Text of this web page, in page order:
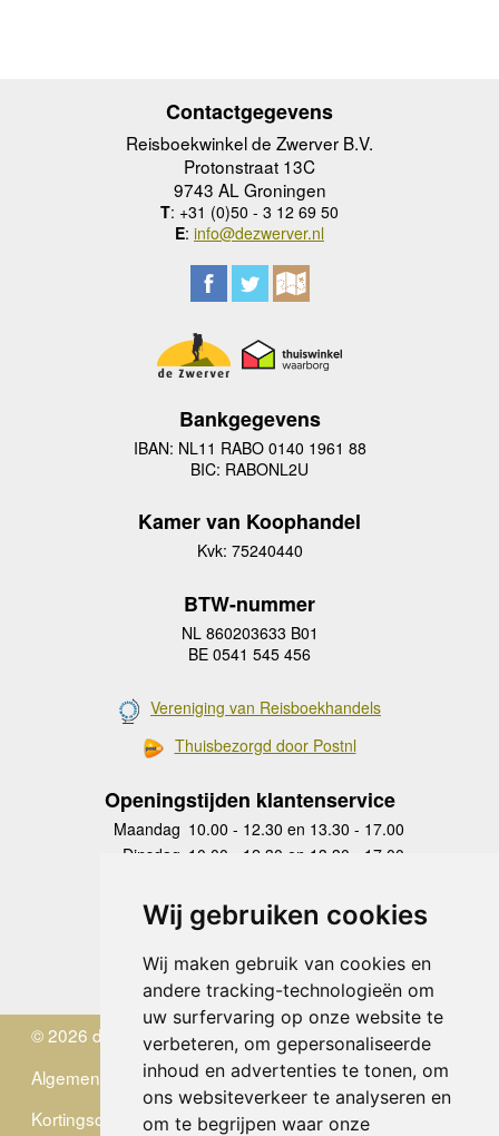
Wij gebruiken cookies
Wij maken gebruik van cookies en
andere tracking-technologieën om
uw surfervaring op onze website te
verbeteren, om gepersonaliseerde
inhoud en advertenties te tonen, om
ons websiteverkeer te analyseren en
om te begrijpen waar onze
Contactgegevens
Reisboekwinkel de Zwerver B.V.
Protonstraat 13C
9743 AL Groningen
T: +31 (0)50 - 3 12 69 50
E: info@dezwerver.nl
Bankgegevens
IBAN: NL11 RABO 0140 1961 88
BIC: RABONL2U
Kamer van Koophandel
Kvk: 75240440
BTW-nummer
NL 860203633 B01
BE 0541 545 456
Vereniging van Reisboekhandels
Thuisbezorgd door Postnl
Openingstijden klantenservice
Maandag 10.00 - 12.30 en 13.30 - 17.00
Dinsdag 10.00 - 12.30 en 13.30 - 17.00
Donderdag
10.00 - 12.30 en 13.30 - 17.00
Vrijdag 10.00 - 12.30 en 13.30 - 17.00
Zaterdag
gesloten
Zondag gesloten
© 2026 de Zwerver
Algemene Voorwaarden
Kortingscode